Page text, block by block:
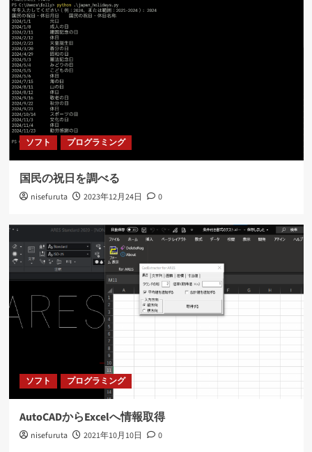
ソフト プログラミング
国民の祝日を調べる
nisefuruta 2023年12月24日 0
ソフト プログラミング
AutoCADからExcelへ情報取得
nisefuruta 2021年10月10日 0